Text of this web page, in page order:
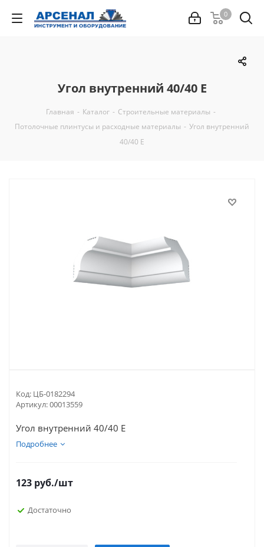
0
Угол внутренний 40/40 E
Главная - Каталог - Строительные материалы -
Потолочные плинтусы и расходные материалы - Угол внутренний
40/40 E
Код: ЦБ-0182294
Артикул:00013559
Угол внутренний 40/40 E
Подробнее
123 руб./шт
Достаточно